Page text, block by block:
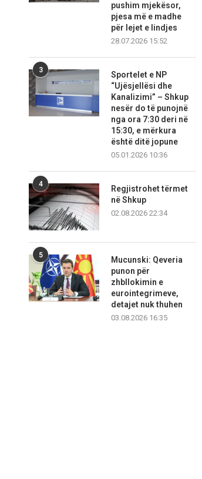
pushim mjekësor,
pjesa më e madhe
për lejet e lindjes
28.07.2026 15:52
3
Sportelet e NP
“Ujësjellësi dhe
Kanalizimi” – Shkup
nesër do të punojnë
nga ora 7:30 deri në
15:30, e mërkura
është ditë jopune
05.01.2026 10:36
4
Regjistrohet tërmet
në Shkup
02.08.2026 22:34
5
Mucunski: Qeveria
punon për
zhbllokimin e
eurointegrimeve,
detajet nuk thuhen
03.08.2026 16:35